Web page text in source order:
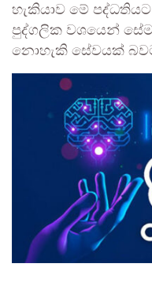
හැකියාව මේ පද්ධතියට
පුද්ගලික වශයෙන්
නොහැකි සේවයක්